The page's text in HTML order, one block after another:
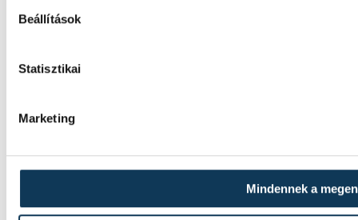
Beállítások
Statisztikai
Marketing
Mindennek a
A magyar női ifjúsági kézilabda-
fordulójában, hétfőn Pitesti-ben.
IMPRESSZUM